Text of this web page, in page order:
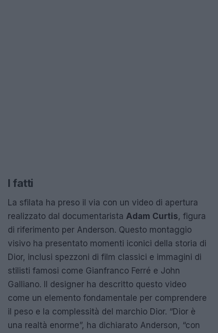
I fatti
La sfilata ha preso il via con un video di apertura
realizzato dal documentarista Adam Curtis, figura
di riferimento per Anderson. Questo montaggio
visivo ha presentato momenti iconici della storia di
Dior, inclusi spezzoni di film classici e immagini di
stilisti famosi come Gianfranco Ferré e John
Galliano. Il designer ha descritto questo video
come un elemento fondamentale per comprendere
il peso e la complessità del marchio Dior. “Dior è
una realtà enorme”, ha dichiarato Anderson, “con